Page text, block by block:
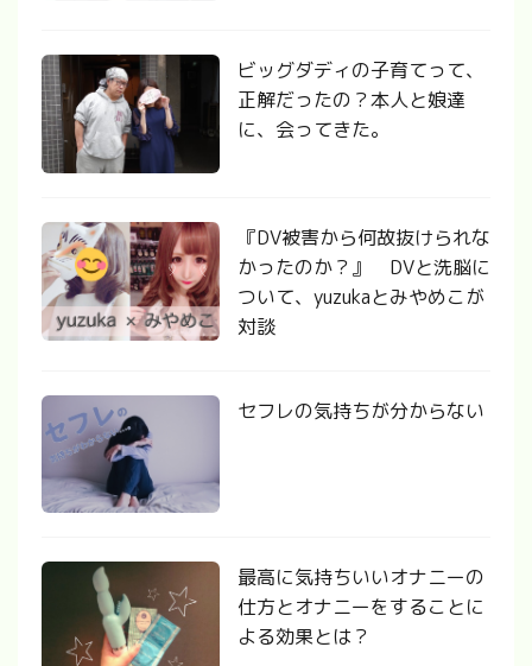
ビッグダディの子育てって、
正解だったの？本人と娘達
に、会ってきた。
『DV被害から何故抜けられな
かったのか？』 DVと洗脳に
ついて、yuzukaとみやめこが
対談
セフレの気持ちが分からない
最高に気持ちいいオナニーの
仕方とオナニーをすることに
よる効果とは？